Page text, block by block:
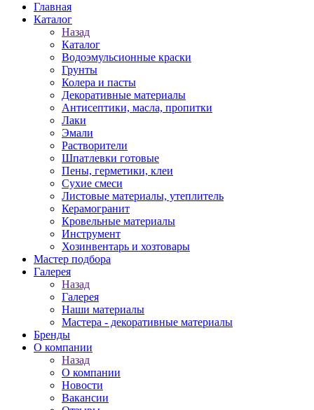
Главная
Каталог
Назад
Каталог
Водоэмульсионные краски
Грунты
Колера и пасты
Декоративные материалы
Антисептики, масла, пропитки
Лаки
Эмали
Растворители
Шпатлевки готовые
Пены, герметики, клеи
Сухие смеси
Листовые материалы, утеплитель
Керамогранит
Кровельные материалы
Инструмент
Хозинвентарь и хозтовары
Мастер подбора
Галерея
Назад
Галерея
Наши материалы
Мастера - декоративные материалы
Бренды
О компании
Назад
О компании
Новости
Вакансии